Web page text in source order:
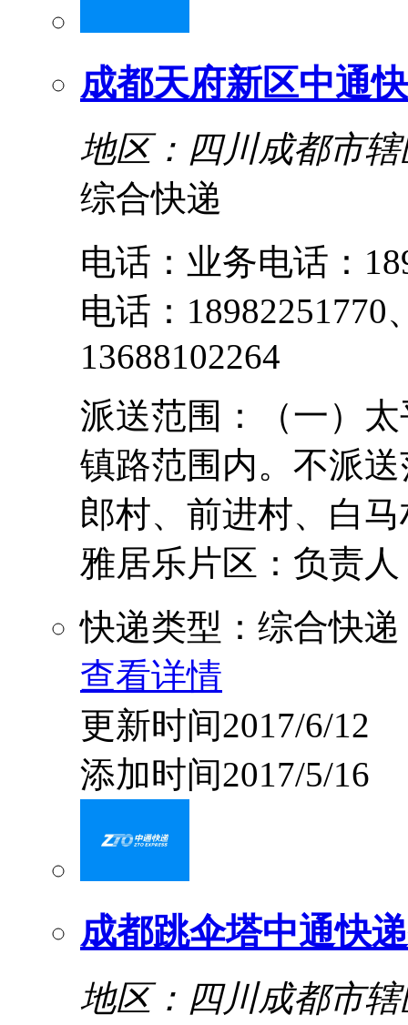
成都天府新区中通
地区：四川成都市辖
综合快递
电话：业务电话：
电话：18982251770
13688102264
派送范围：（一）
镇路范围内。不派
郎村、前进村、白
雅居乐片区：负责
快递类型：综合快递
查看详情
更新时间2017/6/12
添加时间2017/5/16
成都跳伞塔中通快
地区：四川成都市辖